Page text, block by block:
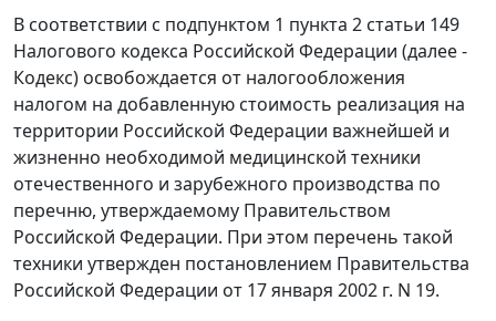
В соответствии с подпунктом 1 пункта 2 статьи 149
Налогового кодекса Российской Федерации (далее -
Кодекс) освобождается от налогообложения
налогом на добавленную стоимость реализация на
территории Российской Федерации важнейшей и
жизненно необходимой медицинской техники
отечественного и зарубежного производства по
перечню, утверждаемому Правительством
Российской Федерации. При этом перечень такой
техники утвержден постановлением Правительства
Российской Федерации от 17 января 2002 г. N 19.